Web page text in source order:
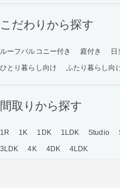
こだわりから探す
ルーフバルコニー付き 庭付き 日
ひとり暮らし向け
ふたり暮らし向
間取りから探す
1R 1K 1DK 1LDK Studio
3LDK
4K 4DK 4LDK